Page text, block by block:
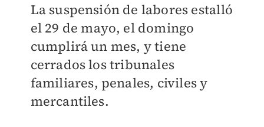
La suspensión de labores estalló
el 29 de mayo, el domingo
cumplirá un mes, y tiene
cerrados los tribunales
familiares, penales, civiles y
mercantiles.